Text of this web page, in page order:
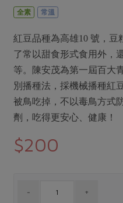
美妝保養
家庭清潔
日用品
防災用品
最新產品
異國料理
年菜食譜
節慶大餐
高麗菜海鮮煎餅
主婦聯盟X樂齡網特約優惠案
30%rPET紅烏龍茶
2024農業發展計畫年度報告
更多議題活動
傳到心坎裡，誠心又澎派
公益金
更多議題
生活者e週報
綠主張月刊
社員權益
社務專區
選舉專區
最新消息
下載專區
地區活動
全素 常溫
紅豆品種為高雄10 號，豆
了常以甜食形式食用外，
等。陳安茂為第一屆百大
別播種法，採機械播種紅
被鳥吃掉，不以毒鳥方式
劑，吃得更安心、健康！
$200